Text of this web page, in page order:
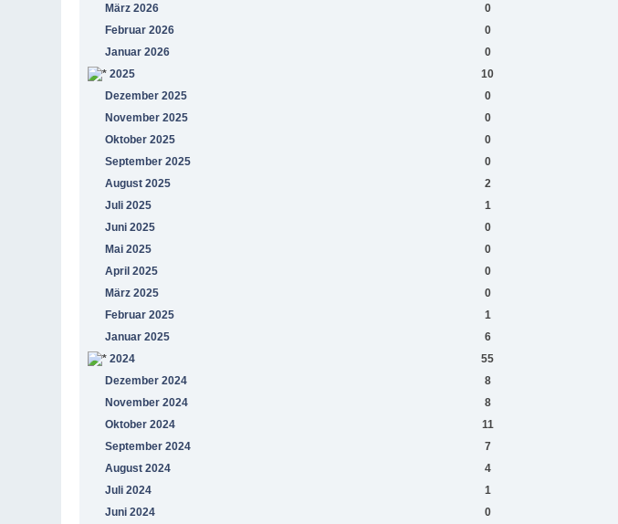
März 2026
0
Februar 2026
0
Januar 2026
0
2025
10
Dezember 2025
0
November 2025
0
Oktober 2025
0
September 2025
0
August 2025
2
Juli 2025
1
Juni 2025
0
Mai 2025
0
April 2025
0
März 2025
0
Februar 2025
1
Januar 2025
6
2024
55
Dezember 2024
8
November 2024
8
Oktober 2024
11
September 2024
7
August 2024
4
Juli 2024
1
Juni 2024
0